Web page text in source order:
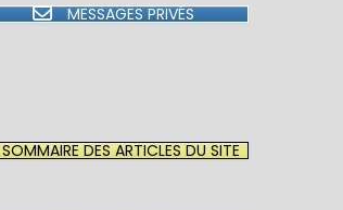
MESSAGES PRIVÉS
SOMMAIRE DES ARTICLES DU SITE